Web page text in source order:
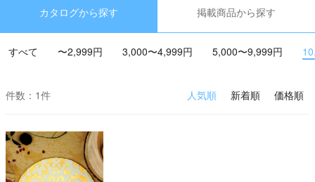
カタログから探す 掲載商品から探す
すべて 〜2,999円 3,000〜4,999円 5,000〜9,999円
件数：1件 人気順 新着順 価格順